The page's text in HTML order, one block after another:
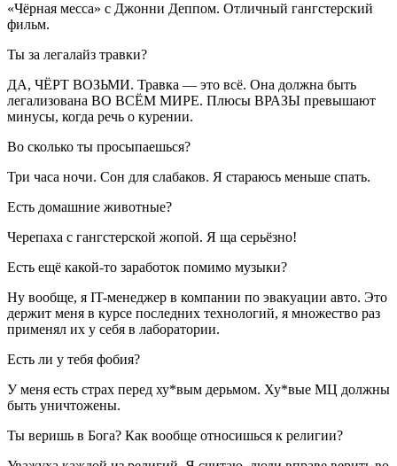
«Чёрная месса» с Джонни Деппом. Отличный гангстерский
фильм.
Ты за легалайз травки?
ДА, ЧЁРТ ВОЗЬМИ. Травка — это всё. Она должна быть
легализована ВО ВСЁМ МИРЕ. Плюсы ВРАЗЫ превышают
минусы, когда речь о курении.
Во сколько ты просыпаешься?
Три часа ночи. Сон для слабаков. Я стараюсь меньше спать.
Есть домашние животные?
Черепаха с гангстерской жопой. Я ща серьёзно!
Есть ещё какой-то заработок помимо музыки?
Ну вообще, я IT-менеджер в компании по эвакуации авто. Это
держит меня в курсе последних технологий, я множество раз
применял их у себя в лаборатории.
Есть ли у тебя фобия?
У меня есть страх перед ху*вым дерьмом. Ху*вые МЦ должны
быть уничтожены.
Ты веришь в Бога? Как вообще относишься к религии?